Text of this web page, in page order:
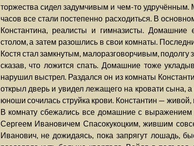
торжества сидел задумчивым и чем-то
часов все стали постепенно расходиться. В
Константина, реалисты и гимназисты.
столом, а затем разошлись в свои комнаты.
Костя стал замкнутым, малоразговорчивым,
сказав, что ложится спать. Домашние тоже
нарушил выстрел. Раздался он из комнаты
открыл дверь и увидел лежащего на кровати сына,
юноши сочилась струйка крови. Константин —
В комнату сбежались все домашние с
Сергеем Ивановичем Спасокукоцким, жившим
Иванович, не дожидаясь, пока запрягут лошадь,